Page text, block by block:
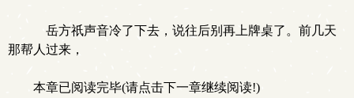
岳方祇声音冷了下去，说往后别再上牌桌了。前几天
那帮人过来，
本章已阅读完毕(请点击下一章继续阅读!)